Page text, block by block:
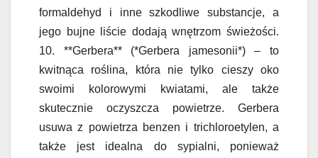
formaldehyd i inne szkodliwe substancje, a
jego bujne liście dodają wnętrzom świeżości.
10. **Gerbera** (*Gerbera jamesonii*) – to
kwitnąca roślina, która nie tylko cieszy oko
swoimi kolorowymi kwiatami, ale także
skutecznie oczyszcza powietrze. Gerbera
usuwa z powietrza benzen i trichloroetylen, a
także jest idealna do sypialni, ponieważ